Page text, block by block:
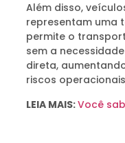
Além disso,
representam uma
permite o
sem a
direta,
riscos
LEIA MAIS:Você